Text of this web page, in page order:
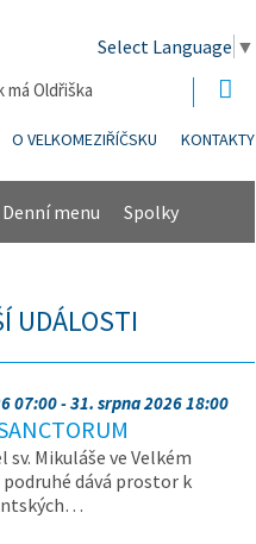
Select Language ▼
Oldřiška
O VELKOMEZIŘÍČSKU KONTAKTY
Denní menu Spolky
UDÁLOSTI
07:00 - 31. srpna 2026 18:00
Mikuláše ve Velkém
dává prostor k